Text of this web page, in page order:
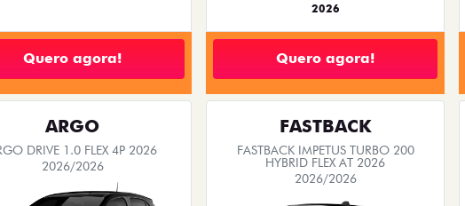
Quero agora!
2026
Quero agora!
ARGO
DRIVE 1.0 FLEX 4P 2026
2026/2026
FASTBACK
FASTBACK IMPETUS TURBO 200
HYBRID FLEX AT 2026
2026/2026